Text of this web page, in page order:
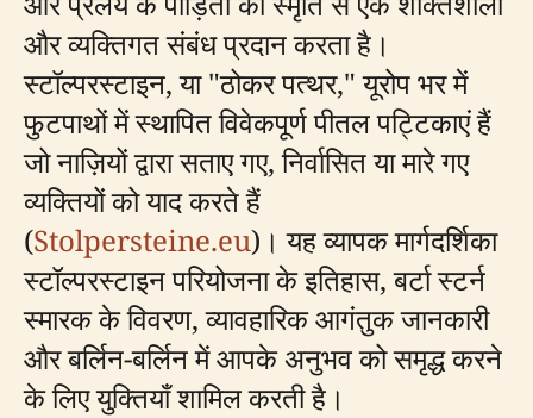
और व्यक्तिगत संबंध प्रदान करता है।
स्टॉल्परस्टाइन, या "ठोकर पत्थर," यूरोप भर में
फुटपाथों में स्थापित विवेकपूर्ण पीतल पट्टिकाएं हैं
जो नाज़ियों द्वारा सताए गए, निर्वासित या मारे गए
व्यक्तियों को याद करते हैं
(Stolpersteine.eu)। यह व्यापक मार्गदर्शिका
स्टॉल्परस्टाइन परियोजना के इतिहास, बर्टा स्टर्न
स्मारक के विवरण, व्यावहारिक आगंतुक जानकारी
और बर्लिन-बर्लिन में आपके अनुभव को समृद्ध करने
के लिए युक्तियाँ शामिल करती है।